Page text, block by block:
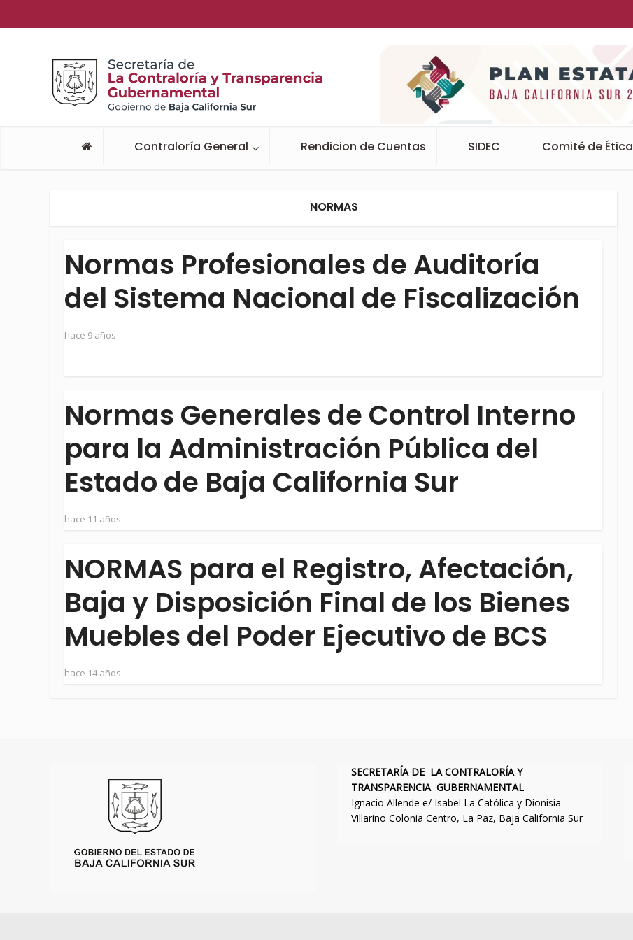
Contraloría General Rendicion de Cuentas SIDEC Comité de Ética
NORMAS
Normas Profesionales de Auditoría
del Sistema Nacional de Fiscalización
hace 9 años
Normas Generales de Control Interno
para la Administración Pública del
Estado de Baja California Sur
hace 11 años
NORMAS para el Registro, Afectación,
Baja y Disposición Final de los Bienes
Muebles del Poder Ejecutivo de BCS
hace 14 años
SECRETARÍA DE LA CONTRALORÍA Y
TRANSPARENCIA GUBERNAMENTAL
Ignacio Allende e/ Isabel La Católica y Dionisia
Villarino Colonia Centro, La Paz, Baja California Sur